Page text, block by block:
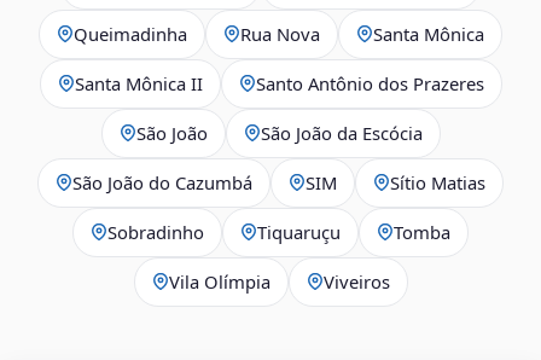
Queimadinha Rua Nova Santa Mônica
Santa Mônica II Santo Antônio dos Prazeres
São João São João da Escócia
São João do Cazumbá SIM Sítio Matias
Sobradinho Tiquaruçu Tomba
Vila Olímpia Viveiros